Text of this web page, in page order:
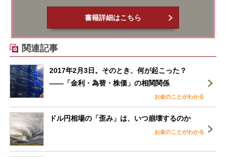
書籍詳細はこちら
関連記事
2017年2月3日。そのとき、何が起こった？
――「金利・為替・株価」の相関関係
お金のことがわかる
ドル円相場の「歪み」は、いつ崩壊するのか
お金のことがわかる